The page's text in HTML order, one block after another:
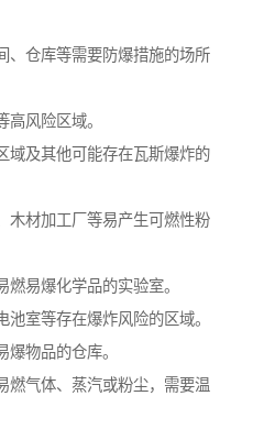
、仓库等需要防爆措施的场所
风险区域。
域及其他可能存在瓦斯爆炸的
木材加工厂等易产生可燃性粉
易爆化学品的实验室。
池室等存在爆炸风险的区域。
物品的仓库。
燃气体、蒸汽或粉尘，需要温